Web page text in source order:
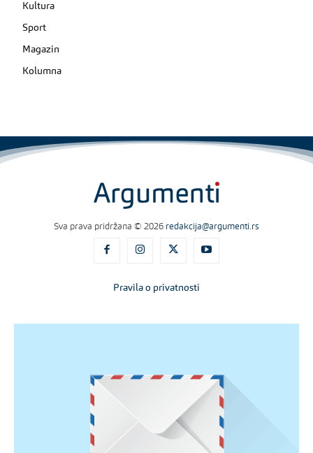
Kultura
Sport
Magazin
Kolumna
Sva prava pridržana © 2026 redakcija@argumenti.rs
Pravila o privatnosti